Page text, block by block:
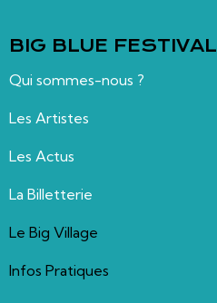
BIG BLUE FESTIVAL
Qui sommes-nous ?
Les Artistes
Les Actus
La Billetterie
Le Big Village
Infos Pratiques